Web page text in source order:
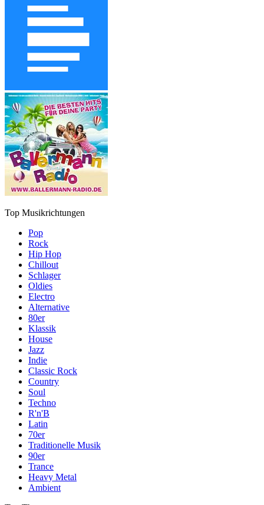
Top Musikrichtungen
Pop
Rock
Hip Hop
Chillout
Schlager
Oldies
Electro
Alternative
80er
Klassik
House
Jazz
Indie
Classic Rock
Country
Soul
Techno
R'n'B
Latin
70er
Traditionelle Musik
90er
Trance
Heavy Metal
Ambient